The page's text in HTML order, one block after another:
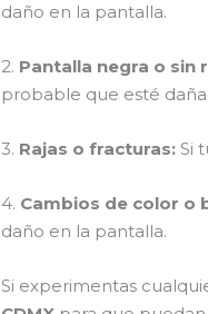
daño en la pantalla.
2. Pantalla negra o sin
probable que esté
3. Rajas o fracturas: Si
4. Cambios de color o
daño en la pantalla.
Si experimentas